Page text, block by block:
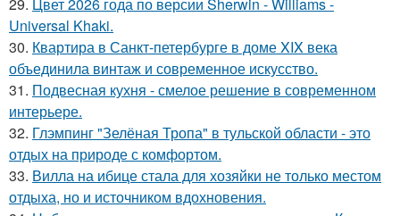
Universal Khaki.
30. Квартира в Санкт-петербурге в доме XIX века
объединила винтаж и современное искусство.
31. Подвесная кухня - смелое решение в современном
интерьере.
32. Глэмпинг "Зелёная Тропа" в тульской области - это
отдых на природе с комфортом.
33. Вилла на ибице стала для хозяйки не только местом
отдыха, но и источником вдохновения.